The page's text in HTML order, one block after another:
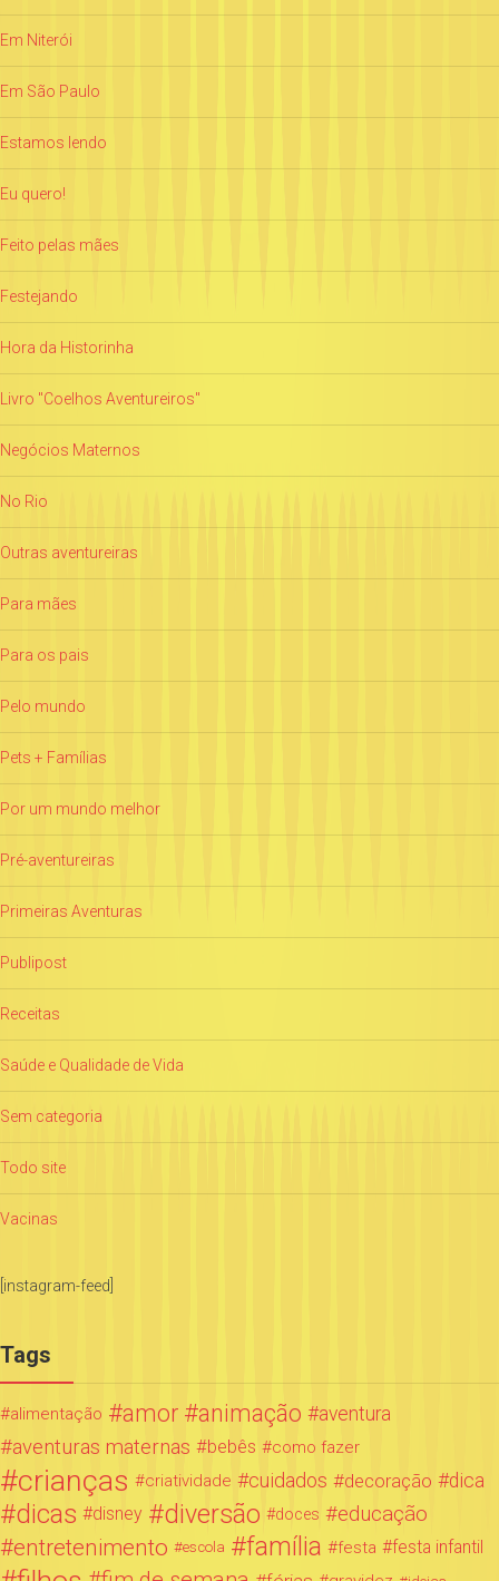
Em Niterói
Em São Paulo
Estamos lendo
Eu quero!
Feito pelas mães
Festejando
Hora da Historinha
Livro "Coelhos Aventureiros"
Negócios Maternos
No Rio
Outras aventureiras
Para mães
Para os pais
Pelo mundo
Pets + Famílias
Por um mundo melhor
Pré-aventureiras
Primeiras Aventuras
Publipost
Receitas
Saúde e Qualidade de Vida
Sem categoria
Todo site
Vacinas
[instagram-feed]
Tags
alimentação amor animação aventura
aventuras maternas bebês como fazer
crianças criatividade cuidados decoração dica
dicas disney diversão doces educação
entretenimento escola família festa festa infantil